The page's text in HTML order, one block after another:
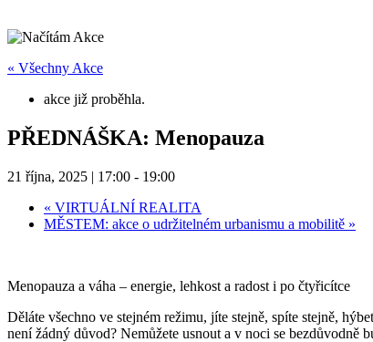
« Všechny Akce
akce již proběhla.
PŘEDNÁŠKA: Menopauza
21 října, 2025 | 17:00 - 19:00
« VIRTUÁLNÍ REALITA
MĚSTEM: akce o udržitelném urbanismu a mobilitě »
Menopauza a váha – energie, lehkost a radost i po čtyřicítce
Děláte všechno ve stejném režimu, jíte stejně, spíte stejně,
není žádný důvod? Nemůžete usnout a v noci se